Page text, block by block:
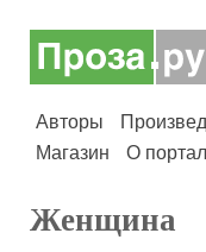
Авторы
Магазин
О
Женщина